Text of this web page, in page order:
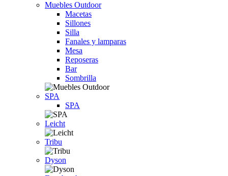
Muebles Outdoor
Macetas
Sillones
Silla
Fanales y lamparas
Mesa
Reposeras
Bar
Sombrilla
SPA
SPA
Leicht
Tribu
Dyson